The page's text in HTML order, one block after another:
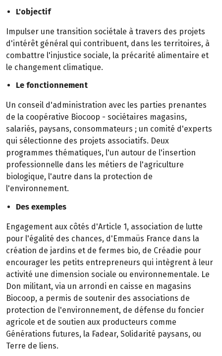
L'objectif
Impulser une transition sociétale à travers des projets
d'intérêt général qui contribuent, dans les territoires, à
combattre l'injustice sociale, la précarité alimentaire et
le changement climatique.
Le fonctionnement
Un conseil d'administration avec les parties prenantes
de la coopérative Biocoop - sociétaires magasins,
salariés, paysans, consommateurs ; un comité d'experts
qui sélectionne des projets associatifs. Deux
programmes thématiques, l'un autour de l'insertion
professionnelle dans les métiers de l'agriculture
biologique, l'autre dans la protection de
l'environnement.
Des exemples
Engagement aux côtés d'Article 1, association de lutte
pour l'égalité des chances, d'Emmaüs France dans la
création de jardins et de fermes bio, de Créadie pour
encourager les petits entrepreneurs qui intègrent à leur
activité une dimension sociale ou environnementale. Le
Don militant, via un arrondi en caisse en magasins
Biocoop, a permis de soutenir des associations de
protection de l'environnement, de défense du foncier
agricole et de soutien aux producteurs comme
Générations futures, la Fadear, Solidarité paysans, ou
Terre de liens.